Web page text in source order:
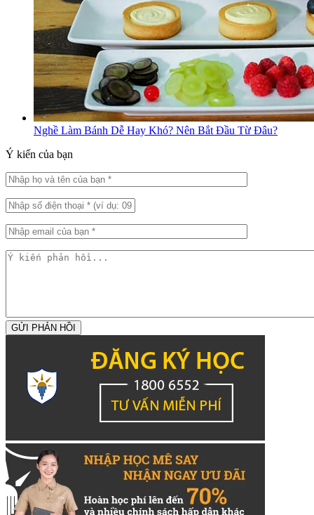
Nghề Làm Bánh Dễ Hay Khó? Nên Bắt Đầu Từ Đâu?
Ý kiến của bạn
GỬI PHẢN HỒI